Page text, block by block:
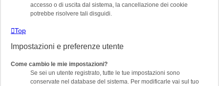
accesso o di uscita dal sistema, la cancellazione dei cookie
potrebbe risolvere tali disguidi.
Top
Impostazioni e preferenze utente
Come cambio le mie impostazioni?
Se sei un utente registrato, tutte le tue impostazioni sono
conservate nel database del sistema. Per modificarle vai sul tuo